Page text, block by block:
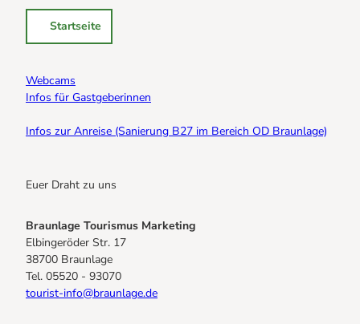
Startseite
Webcams
Infos für Gastgeberinnen
Infos zur Anreise (Sanierung B27 im Bereich OD Braunlage)
Euer Draht zu uns
Braunlage Tourismus Marketing
Elbingeröder Str. 17
38700 Braunlage
Tel. 05520 - 93070
tourist-info@braunlage.de